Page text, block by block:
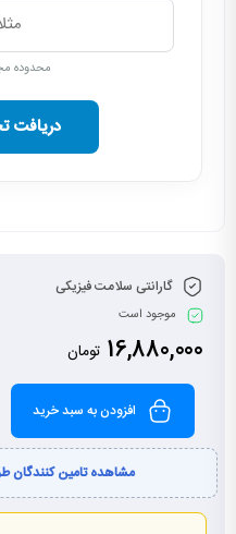
محدوده مجاز:
دریافت
گارانتی سلامت فیزیکی
موجود است
16,880,000 تومان
افزودن به سبد خرید
مشاهده تامین کنندگان